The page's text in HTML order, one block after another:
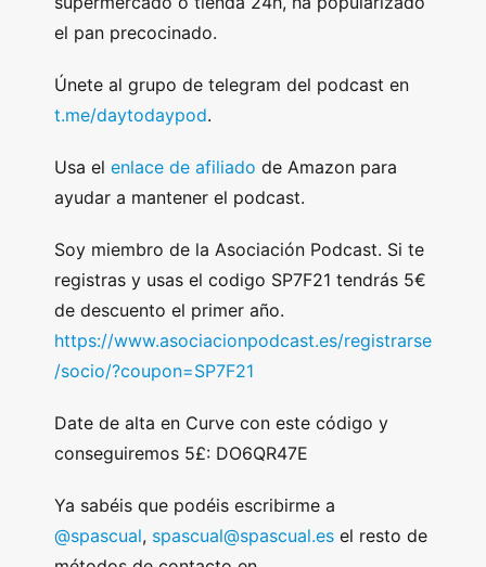
el pan precocinado.
Únete al grupo de telegram del podcast en
t.me/daytodaypod.
Usa el enlace de afiliado de Amazon para
ayudar a mantener el podcast.
Soy miembro de la Asociación Podcast. Si te
registras y usas el codigo SP7F21 tendrás 5€
de descuento el primer año.
https://www.asociacionpodcast.es/registrarse
/socio/?coupon=SP7F21
Date de alta en Curve con este código y
conseguiremos 5£: DO6QR47E
Ya sabéis que podéis escribirme a
@spascual, spascual@spascual.es el resto de